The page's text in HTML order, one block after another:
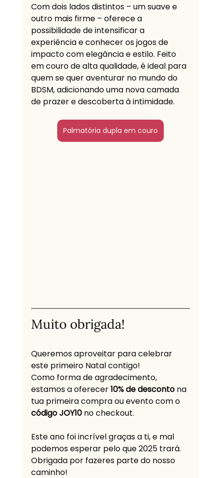
Com dois lados distintos – um suave e
outro mais firme – oferece a
possibilidade de intensificar a
experiência e conhecer os jogos de
impacto com elegância e estilo. Feito
em couro de alta qualidade, é ideal para
quem se quer aventurar no mundo do
BDSM, adicionando uma nova camada
de prazer e descoberta à intimidade.
Palmatória dupla em couro
Muito obrigada!
Queremos aproveitar para celebrar
este primeiro Natal contigo!
Como forma de agradecimento,
estamos a oferecer 10% de desconto na
tua primeira compra ou evento com o
código JOY10 no checkout.
Este ano foi incrível graças a ti, e mal
podemos esperar pelo que 2025 trará.
Obrigada por fazeres parte do nosso
caminho!